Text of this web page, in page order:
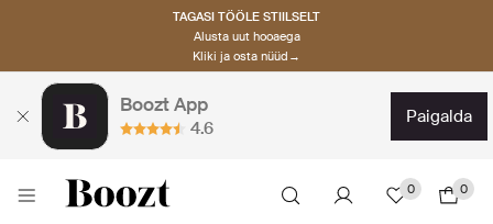
TAGASI TÖÖLE STIILSELT
Alusta uut hooaega
Kliki ja osta nüüd→
Boozt App
4.6
paigalda
0 0